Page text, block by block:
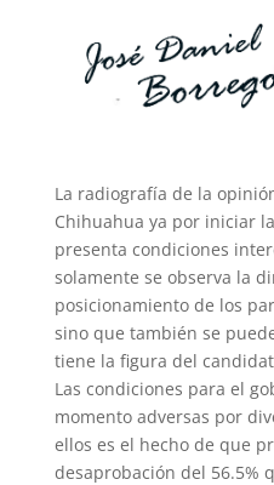
La radiografía de la
Chihuahua ya por iniciar
presenta condiciones
solamente se observa la
posicionamiento de los
sino que también se
tiene la figura del
Las condiciones para el
momento adversas por
ellos es el hecho de que
desaprobación del 56.5%